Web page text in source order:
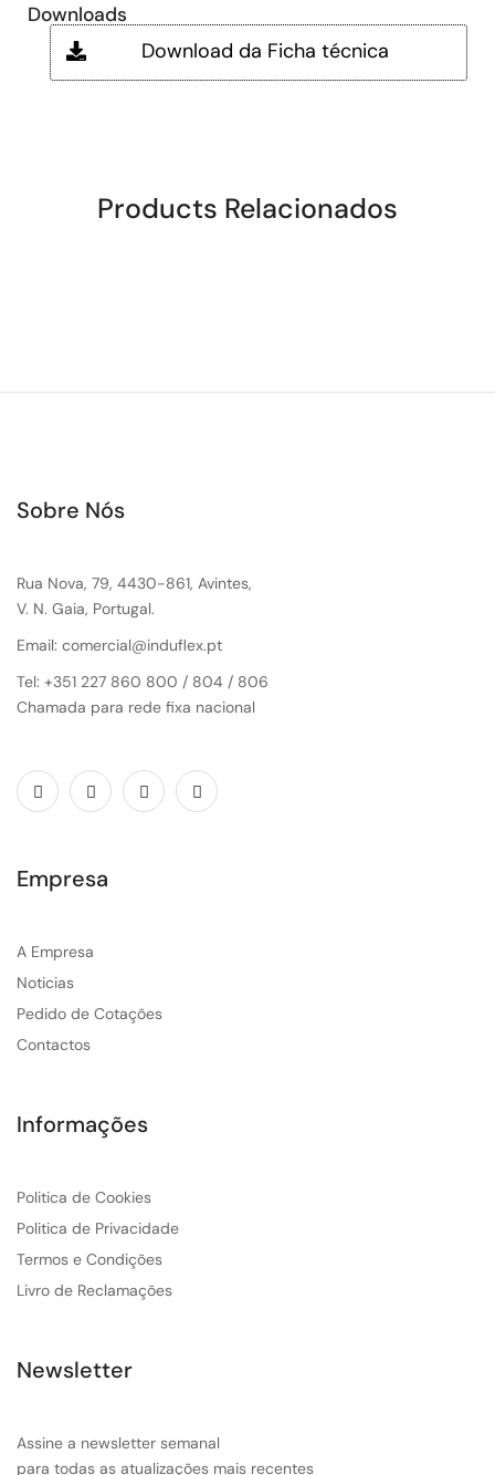
Downloads
Download da Ficha técnica
Products Relacionados
Sobre Nós
Rua Nova, 79, 4430-861, Avintes,
V. N. Gaia, Portugal.
Email: comercial@induflex.pt
Tel: +351 227 860 800 / 804 / 806
Chamada para rede fixa nacional
Empresa
A Empresa
Noticias
Pedido de Cotações
Contactos
Informações
Politica de Cookies
Politica de Privacidade
Termos e Condições
Livro de Reclamações
Newsletter
Assine a newsletter semanal
para todas as atualizações mais recentes